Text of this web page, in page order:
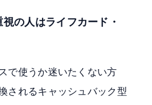
の人はライフカード・
で使うか迷いたくない方
されるキャッシュバック型